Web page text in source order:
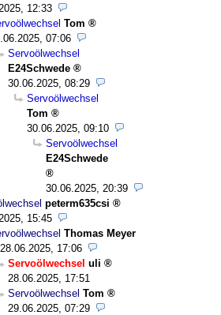
12:33
Tom
07:06
Servoölwechsel
E24Schwede
30.06.2025, 08:29
Servoölwechsel
Tom
30.06.2025, 09:10
Servoölwechsel
E24Schwede
30.06.2025, 20:39
peterm635csi
15:45
Thomas Meyer
28.06.2025, 17:06
Servoölwechsel uli
28.06.2025, 17:51
Servoölwechsel Tom
29.06.2025, 07:29